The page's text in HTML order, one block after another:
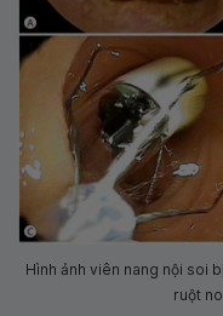
Hình ảnh viên nang nội soi
ruột